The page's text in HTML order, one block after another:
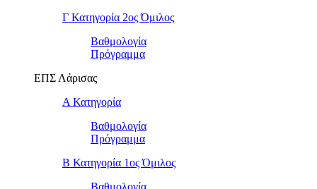
Γ Κατηγορία 2ος Όμιλος
Βαθμολογία
Πρόγραμμα
ΕΠΣ Λάρισας
Α Κατηγορία
Βαθμολογία
Πρόγραμμα
Β Κατηγορία 1ος Όμιλος
Βαθμολογία